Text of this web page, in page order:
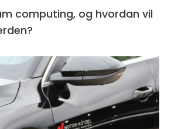
computing, og hvordan vil